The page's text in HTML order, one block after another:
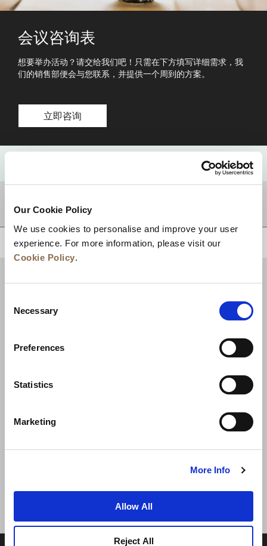
Our Cookie Policy
We use cookies to personalise and improve your user
experience. For more information, please visit our
Cookie Policy.
Selection
Necessary
Preferences
Statistics
Marketing
More Info
Allow All
Reject All
会议咨询表
想要举办活动？请交给我们吧！只需在下方填写详细需求，我
们的销售部便会与您联系，并提供一个周到的方案。
立即咨询
目的地
© 2026 Frasers Hospitality Pte Ltd. 隶属于 Frasers